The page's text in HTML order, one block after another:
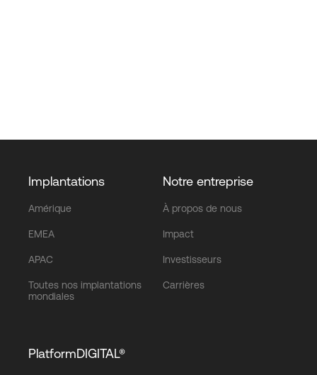
Implantations
Amérique
EMEA
APAC
Toutes nos implantations
mondiales
Notre entreprise
À propos de nous
Impact
Investisseurs
Carrières
PlatformDIGITAL®